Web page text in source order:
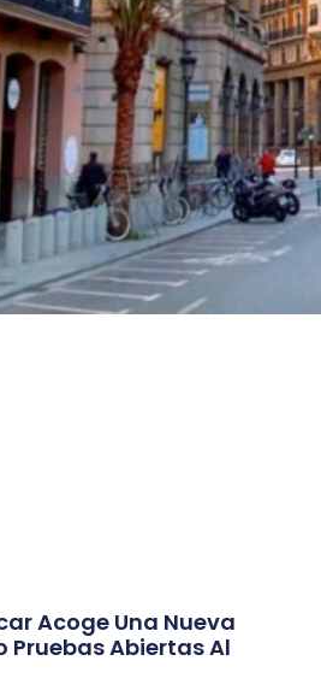
Acoge Una Nueva
Pruebas Abiertas Al